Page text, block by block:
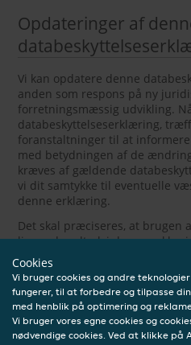
Opdateringer af
Vi kan opdatere denne
anden som respons på ny
forretningsmæssig udvikling.
databeskyttelseserklæring,
foranstaltninger til at
med betydningen af de
kræves af gældende
vi dit samtykke til eventuelle
denne erklæring.
Det skal præciseres, at brugen
lignende udtryk i denne
etablerer et partnerskab,
agenturforhold af nogen art
JET.
Vi opfordrer dig til
erklæring for at få de seneste
Cookies
Vi bruger cookies og andre
fungerer, til at forbedre og tilpasse
med henblik på optimering og
Vi bruger vores egne cookies og
nødvendige cookies. Ved at klikke på